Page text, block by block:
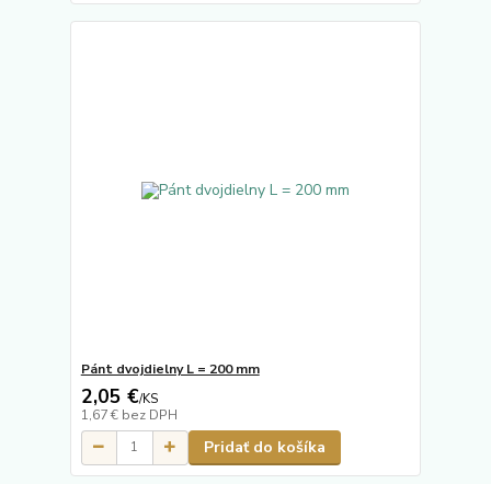
Pánt dvojdielny L = 200 mm
2,05 €/KS
1,67 € bez DPH
Pridať do košíka